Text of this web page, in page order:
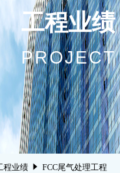
工程业绩
PROJECT
程业绩 FCC尾气处理工程